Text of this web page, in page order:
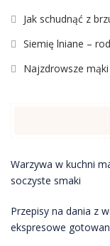
Jak schudnąć z
Siemię lniane –
Najzdrowsze
Warzywa w kuchni
soczyste smaki
Przepisy na dania z
ekspresowe